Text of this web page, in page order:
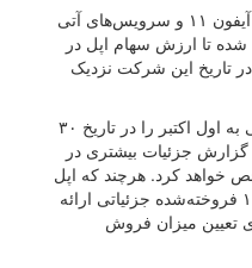
سرمایه‌گذارها در در مورد فروش آیفون ۱۱ و سرویس‌های آتی
تا ارزش سهام اپل در
تاریخ این شرکت نزدیک
اپل گزارش مالی سه‌ماهه‌‌ی منتهی به اول اکتبر را در تاریخ ۳۰
این گزارش جزئیات بیشتری در
خواهد کرد. هرچند که اپل
در مورد تعداد دستگاه‌های آیفون ۱۱ فروخته‌شده جزئیاتی ارائه
تعیین میزان فروش